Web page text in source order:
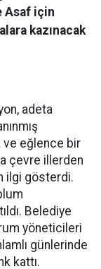
Asaf için
kazınacak
adeta
ve eğlence bir
çevre illerden
ilgi gösterdi.
Belediye
yöneticileri
günlerinde
kattı.